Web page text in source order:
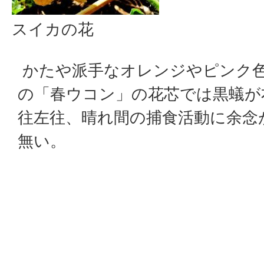
スイカの花
かたや派手なオレンジやピンク
の「春ウコン」の花芯では黒蟻
往左往、晴れ間の捕食活動に余念
無い。